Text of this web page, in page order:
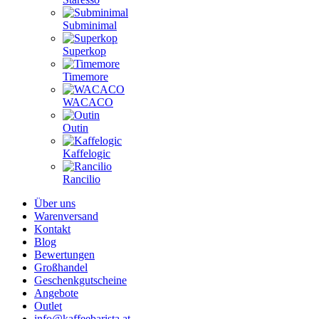
Subminimal
Superkop
Timemore
WACACO
Outin
Kaffelogic
Rancilio
Über uns
Warenversand
Kontakt
Blog
Bewertungen
Großhandel
Geschenkgutscheine
Angebote
Outlet